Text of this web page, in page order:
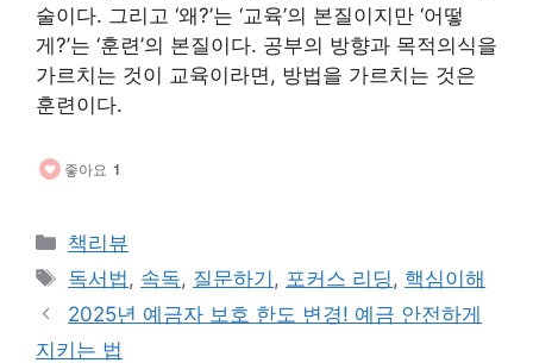
술이다. 그리고 ‘왜?’는 ‘교육’의 본질이지만 ‘어떻
게?’는 ‘훈련’의 본질이다. 공부의 방향과 목적의식을
가르치는 것이 교육이라면, 방법을 가르치는 것은
훈련이다.
좋아요 1
카
테
고
리
책리뷰
태
그
독서법 , 속독, 질문하기 , 포커스 리딩 , 핵심이해
2025년 예금자 보호 한도 변경! 예금 안전하게
지키는 법